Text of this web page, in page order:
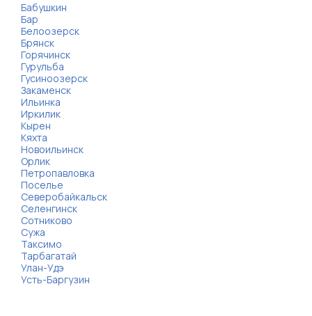
Бабушкин
Бар
Белоозерск
Брянск
Горячинск
Гурульба
Гусиноозерск
Закаменск
Ильинка
Иркилик
Кырен
Кяхта
Новоильинск
Орлик
Петропавловка
Поселье
Северобайкальск
Селенгинск
Сотниково
Сужа
Таксимо
Тарбагатай
Улан-Удэ
Усть-Баргузин